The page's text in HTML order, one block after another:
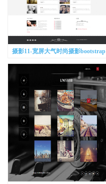
摄影11-宽屏大气时尚摄影bootstrap